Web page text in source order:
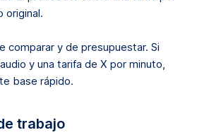
original.
comparar y de presupuestar. Si
y una tarifa de X por minuto,
base rápido.
trabajo